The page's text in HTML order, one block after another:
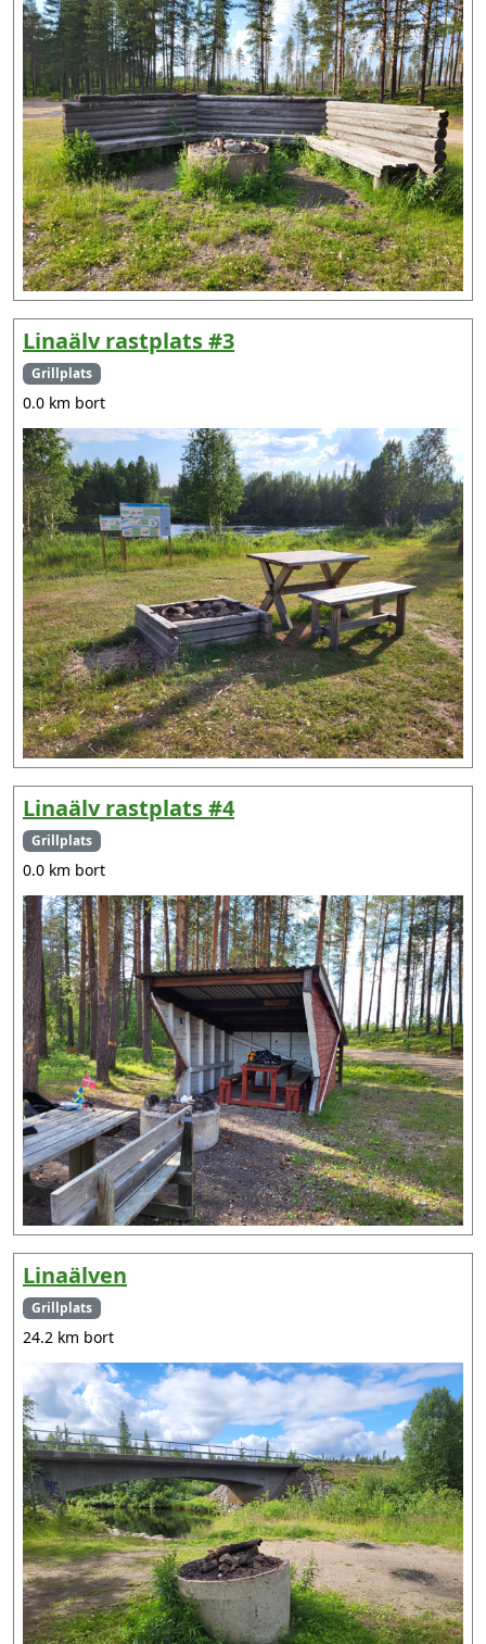
Linaälv rastplats #3
Grillplats
0.0 km bort
Linaälv rastplats #4
Grillplats
0.0 km bort
Linaälven
Grillplats
24.2 km bort